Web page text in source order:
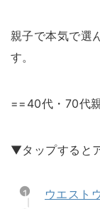
親子で本気で選
す。
==40代・70代
▼タップすると
ウエスト